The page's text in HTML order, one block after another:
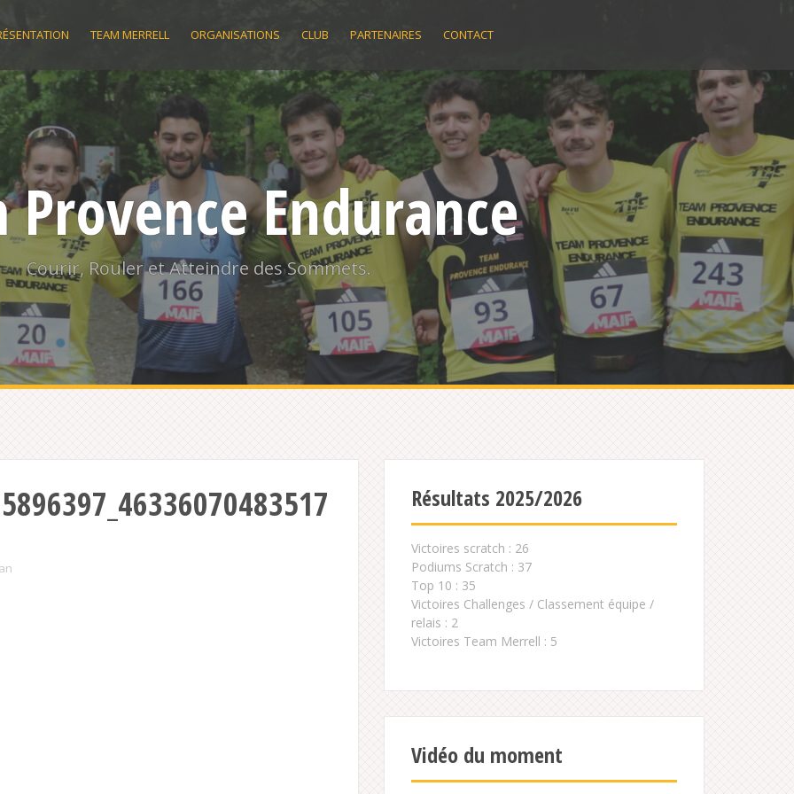
TEAM MERRELL ORGANISATIONS CLUB PARTENAIRES CONTACT
Provence Endurance
Courir, Rouler et Atteindre des Sommets.
Résultats 2025/2026
Victoires scratch : 26
Podiums Scratch : 37
Top 10 : 35
Victoires Challenges / Classement équipe /
relais : 2
Victoires Team Merrell : 5
Vidéo du moment